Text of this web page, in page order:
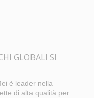
GLOBALI SI
è leader nella
di alta qualità per